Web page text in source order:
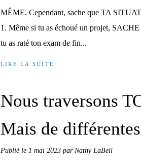
MÊME. Cependant, sache que TA
1. Même si tu as échoué un projet,
tu as raté ton exam de fin...
LIRE LA SUITE
Nous traversons
Mais de
Publié le 1 mai 2023 par Nathy LaBell